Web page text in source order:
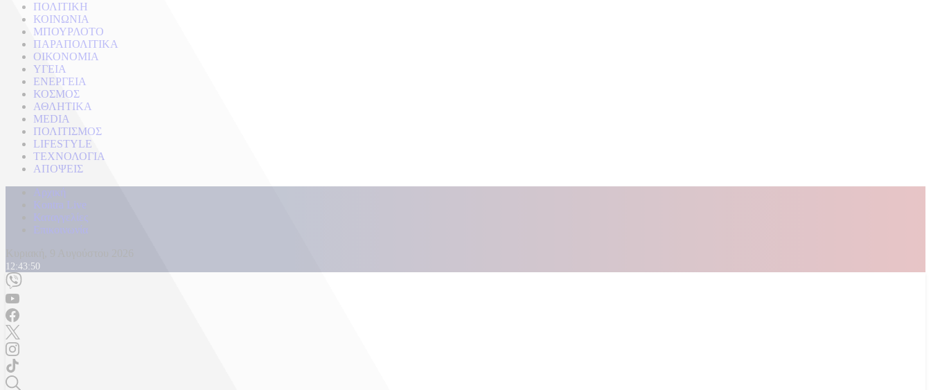
ΠΟΛΙΤΙΚΗ
ΚΟΙΝΩΝΙΑ
ΜΠΟΥΡΛΟΤΟ
ΠΑΡΑΠΟΛΙΤΙΚΑ
ΟΙΚΟΝΟΜΙΑ
ΥΓΕΙΑ
ΕΝΕΡΓΕΙΑ
ΚΟΣΜΟΣ
ΑΘΛΗΤΙΚΑ
MEDIA
ΠΟΛΙΤΙΣΜΟΣ
LIFESTYLE
ΤΕΧΝΟΛΟΓΙΑ
ΑΠΟΨΕΙΣ
Αρχική
Kontra Live
Καταγγελίες
Επικοινωνία
12:43:52